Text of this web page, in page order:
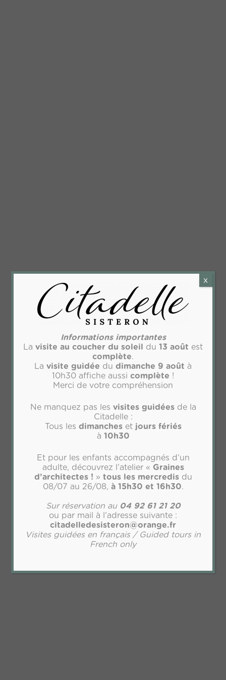
Informations importantes
La visite au coucher du soleil du 13 août est
complète.
La visite guidée du dimanche 9 août à
10h30 affiche aussi complète !
Merci de votre compréhension
Ne manquez pas les visites guidées de la
Citadelle :
Tous les dimanches etjours fériés
à 10h30
Et pour les enfants accompagnés d’un
adulte, découvrez l’atelier « Graines
d’architectes ! » tous les mercredisdu
08/07 au 26/08, à 15h30 et 16h30.
Sur réservation au 04 92 61 21 20
ou par mail à l’adresse suivante :
citadelledesisteron@orange.fr
Visites guidées en français / Guided tours in
French only
x